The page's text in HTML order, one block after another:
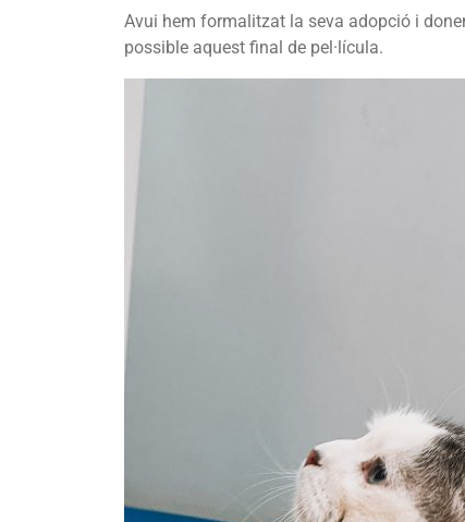
Avui hem formalitzat la seva adopció i
possible aquest final de pel·lícula.